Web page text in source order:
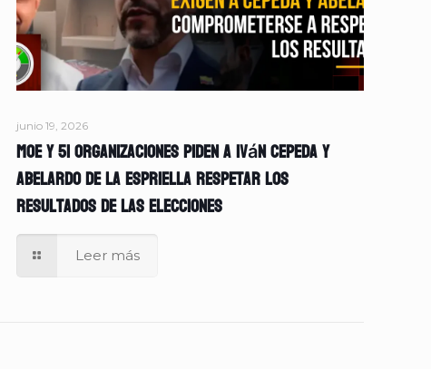
junio 19, 2026
MOE y 51 organizaciones piden a Iván Cepeda y
Abelardo de la Espriella respetar los
resultados de las elecciones
Leer más